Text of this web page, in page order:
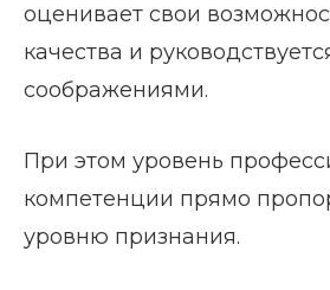
оценивает свои
качества и
соображениями.
При этом уровень
компетенции прямо
уровню признания.